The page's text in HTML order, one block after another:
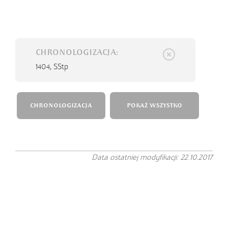
CHRONOLOGIZACJA:
1404, SStp
CHRONOLOGIZACJA POKAŻ WSZYSTKO
Data ostatniej modyfikacji: 22.10.2017